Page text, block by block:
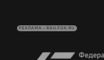
РЕКЛАМА • RAILFGK.RU